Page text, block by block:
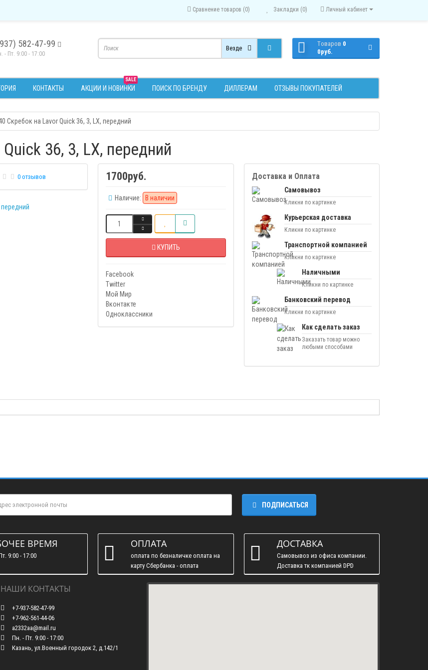
Личный кабинет
Закладки (0)
Сравнение товаров (0)
582-47-99
- Пт. 9:00 - 17:00
Везде
Tоваров 0
0руб.
КОНТАКТЫ
SALE
АКЦИИ И НОВИНКИ ПОИСК ПО БРЕНДУ ДИЛЛЕРАМ ОТЗЫВЫ ПОКУПАТЕЛЕЙ
Скребок на Lavor Quick 36, 3, LX, передний
36, 3, LX, передний
0 отзывов 1700руб.
Наличие: В наличии
КУПИТЬ
Facebook
Twitter
Мой Мир
Вконтакте
Одноклассники
Доставка и Оплата
Самовывоз
Кликни по картинке
Курьерская доставка
Кликни по картинке
Транспортной компанией
Кликни по картинке
Наличными
Кликни по картинке
Банковский перевод
Кликни по картинке
Как сделать заказ
Заказать товар можно
любыми способами
ПОДПИСАТЬСЯ
ВРЕМЯ
9:00 - 17:00
ОПЛАТА
оплата по безналичке оплата на
карту Сбербанка - оплата
наличними
ДОСТАВКА
Самовывоз из офиса компании.
Доставка тк компанией DPD
НАШИ КОНТАКТЫ
+7-937-582-47-99
+7-962-561-44-06
a2332aa@mail.ru
Пн. - Пт. 9:00 - 17:00
Казань, ул.Военный городок 2, д.142/1